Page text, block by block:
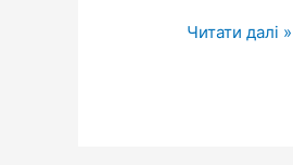
Читати далі »